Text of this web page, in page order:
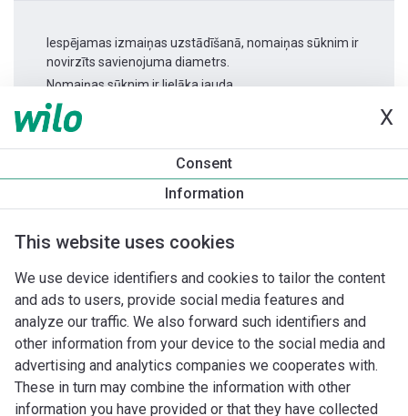
X
Consent
Information
This website uses cookies
We use device identifiers and cookies to tailor the content
and ads to users, provide social media features and
analyze our traffic. We also forward such identifiers and
other information from your device to the social media and
advertising and analytics companies we cooperates with.
These in turn may combine the information with other
information you have provided or that they have collected
Iespējamas izmaiņas uzstādīšanā, nomaiņas sūknim ir
novirzīts savienojuma diametrs.
Nomaiņas sūknim ir lielāka jauda.
Produkta informācija
Padus UNI-M05A/T011-540/A